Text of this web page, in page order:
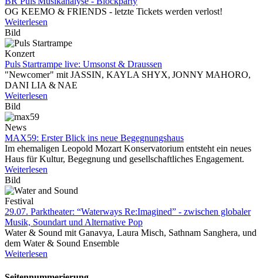
OG KEEMO & FRIENDS - letzte Tickets werden verlost!
Weiterlesen
Bild
Konzert
Puls Startrampe live: Umsonst & Draussen
"Newcomer" mit JASSIN, KAYLA SHYX, JONNY MAHORO,
DANI LIA & NAE
Weiterlesen
Bild
News
MAX59: Erster Blick ins neue Begegnungshaus
Im ehemaligen Leopold Mozart Konservatorium entsteht ein neues
Haus für Kultur, Begegnung und gesellschaftliches Engagement.
Weiterlesen
Bild
Festival
29.07. Parktheater: “Waterways Re:Imagined” - zwischen globaler
Musik, Soundart und Alternative Pop
Water & Sound mit Ganavya, Laura Misch, Sathnam Sanghera, und
dem Water & Sound Ensemble
Weiterlesen